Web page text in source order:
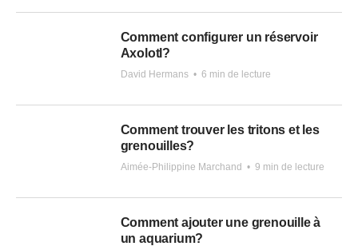
Comment configurer un réservoir
Axolotl?
David Hermans • 6 min de lecture
Comment trouver les tritons et les
grenouilles?
Aimée-Philippine Marchand • 9 min de lecture
Comment ajouter une grenouille à
un aquarium?